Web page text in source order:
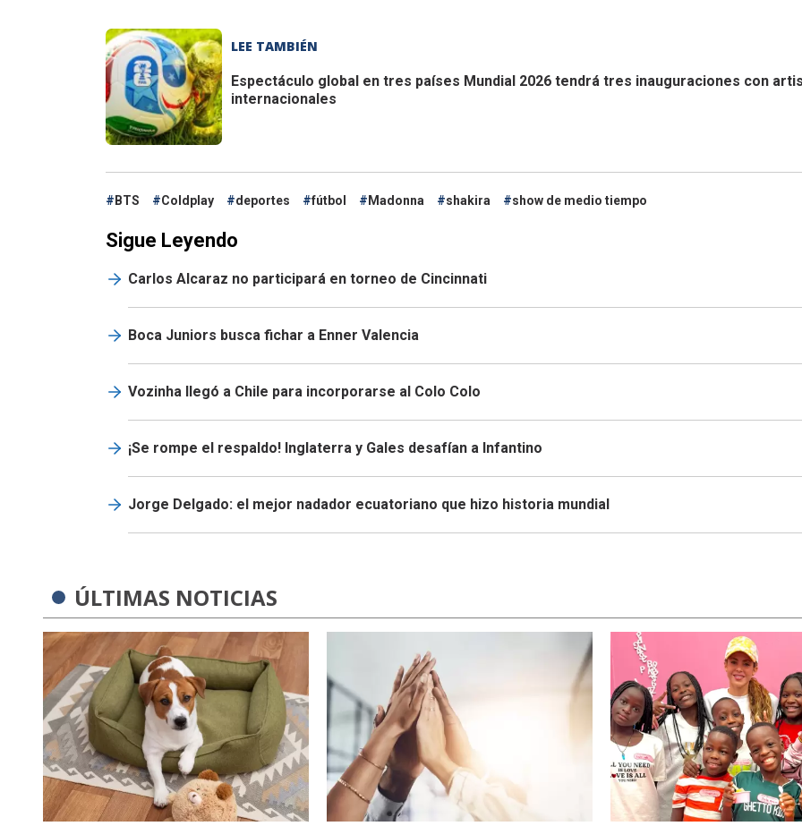
LEE TAMBIÉN
Espectáculo global en tres países Mundial 2026 tendrá tres inauguraciones con
internacionales
BTS Coldplay deportes fútbol Madonna shakira show de medio tiempo
Sigue Leyendo
Carlos Alcaraz no participará en torneo de Cincinnati
Boca Juniors busca fichar a Enner Valencia
Vozinha llegó a Chile para incorporarse al Colo Colo
¡Se rompe el respaldo! Inglaterra y Gales desafían a Infantino
Jorge Delgado: el mejor nadador ecuatoriano que hizo historia mundial
ÚLTIMAS NOTICIAS